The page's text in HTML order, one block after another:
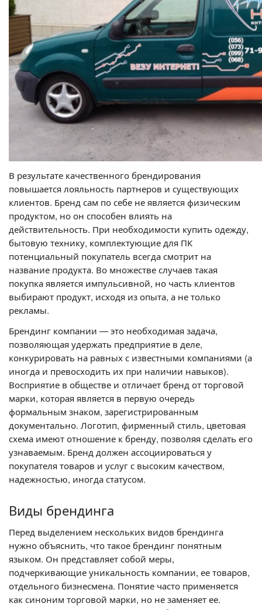
В результате качественного брендирования
повышается лояльность партнеров и существующих
клиентов. Бренд сам по себе не является физическим
продуктом, но он способен влиять на
действительность. При необходимости купить одежду,
бытовую технику, комплектующие для ПК
потенциальный покупатель всегда смотрит на
название продукта. Во множестве случаев такая
покупка является импульсивной, но часть клиентов
выбирают продукт, исходя из опыта, а не только
рекламы.
Брендинг компании — это необходимая задача,
позволяющая удержать предприятие в деле,
конкурировать на равных с известными компаниями (а
иногда и превосходить их при наличии навыков).
Восприятие в обществе и отличает бренд от торговой
марки, которая является в первую очередь
формальным знаком, зарегистрированным
документально. Логотип, фирменный стиль, цветовая
схема имеют отношение к бренду, позволяя сделать его
узнаваемым. Бренд должен ассоциироваться у
покупателя товаров и услуг с высоким качеством,
надежностью, иногда статусом.
Виды брендинга
Перед выделением нескольких видов брендинга
нужно объяснить, что такое брендинг понятным
языком. Он представляет собой меры,
подчеркивающие уникальность компании, ее товаров,
отдельного бизнесмена. Понятие часто применяется
как синоним торговой марки, но не заменяет ее.